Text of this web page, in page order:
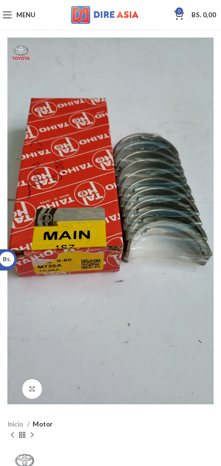
MENU 0 BS. 0,00
Click to enlarge
Inicio Motor
Bs.